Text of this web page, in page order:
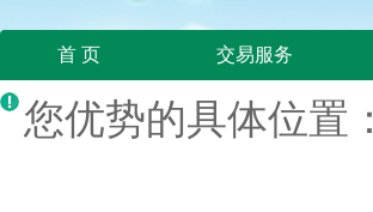
首 页 交易服务
您优势的具体位置